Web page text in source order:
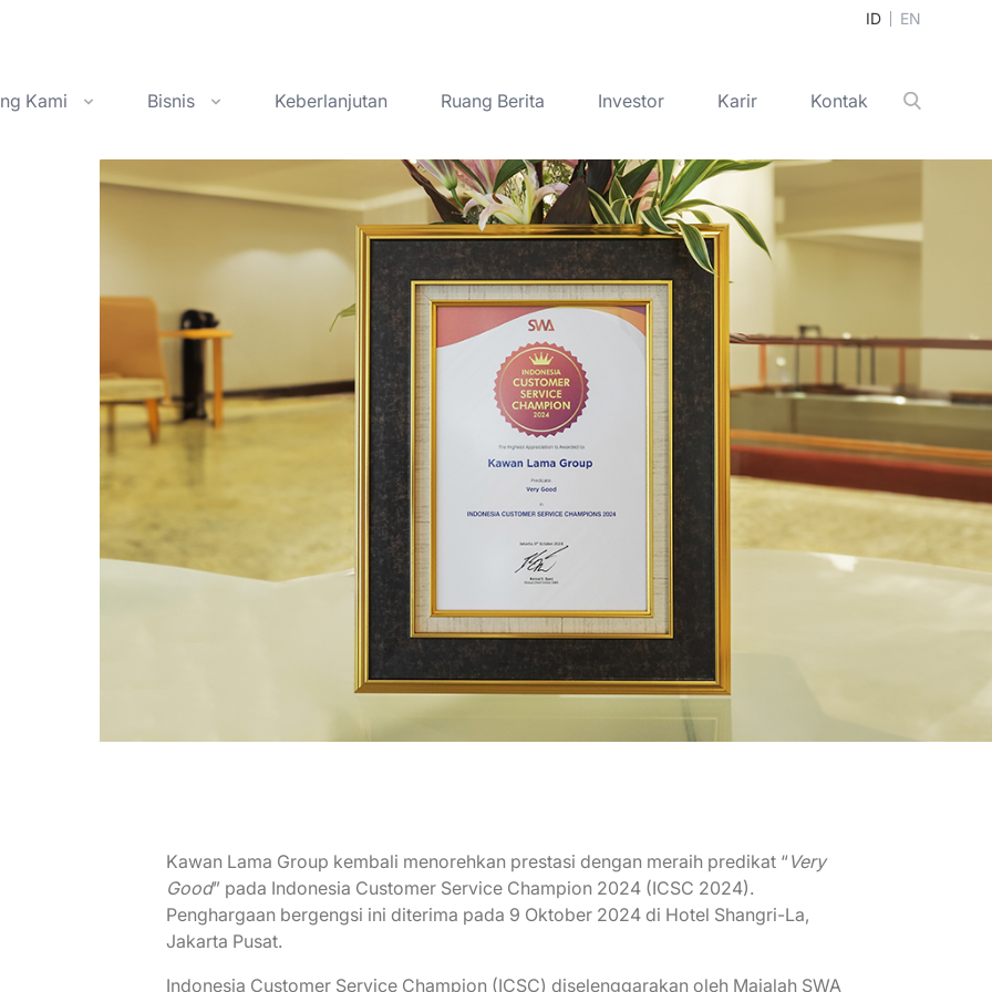
ID EN
Kami Bisnis Keberlanjutan Ruang Berita Investor Karir Kontak
+
Kawan Lama Group kembali menorehkan prestasi dengan meraih predikat “ Very
Good” pada Indonesia Customer Service Champion 2024 (ICSC 2024).
Penghargaan bergengsi ini diterima pada 9 Oktober 2024 di Hotel Shangri-La,
Jakarta Pusat.
Indonesia Customer Service Champion (ICSC) diselenggarakan oleh Majalah SWA